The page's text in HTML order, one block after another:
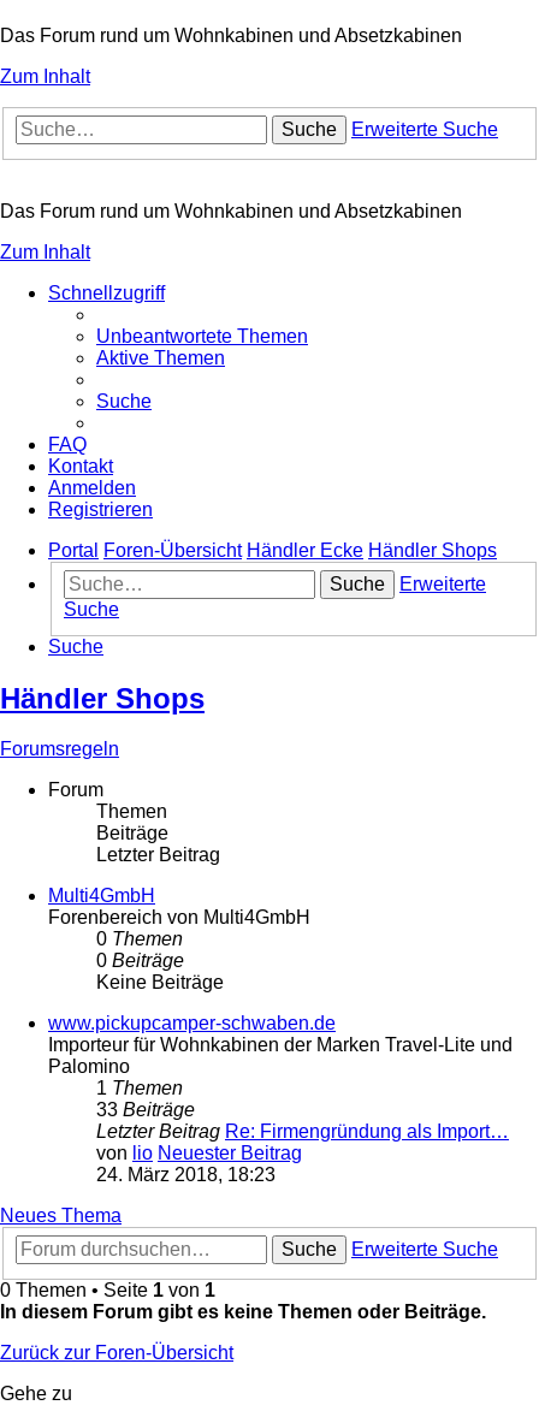
Das Forum rund um Wohnkabinen und Absetzkabinen
Zum Inhalt
Suche Erweiterte Suche
Das Forum rund um Wohnkabinen und Absetzkabinen
Zum Inhalt
Schnellzugriff
Unbeantwortete Themen
Aktive Themen
Suche
FAQ
Kontakt
Anmelden
Registrieren
Portal
Foren-Übersicht Händler Ecke Händler Shops
Suche
Erweiterte
Suche
Suche
Händler Shops
Forumsregeln
Forum
Themen
Beiträge
Letzter Beitrag
Multi4GmbH
Forenbereich von Multi4GmbH
0 Themen
0 Beiträge
Keine Beiträge
www.pickupcamper-schwaben.de
Importeur für Wohnkabinen der Marken Travel-Lite und
Palomino
1 Themen
33 Beiträge
Letzter Beitrag Re: Firmengründung als Import…
von lio Neuester Beitrag
24. März 2018, 18:23
Neues Thema
Suche
Erweiterte Suche
0 Themen • Seite 1 von 1
In diesem Forum gibt es keine Themen oder Beiträge.
Zurück zur Foren-Übersicht
Gehe zu